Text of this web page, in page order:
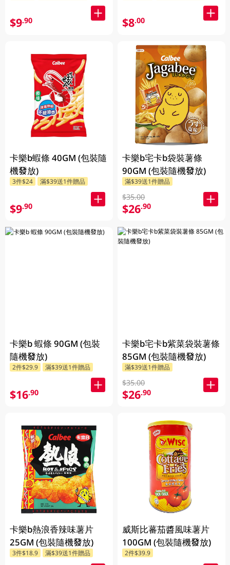
$9.90
卡樂b蝦條 40GM (包裝隨
機發放)
3件$24 滿$39送1件贈品
$9.90
卡樂b 蝦條 90GM (包裝
隨機發放)
2件$29.9 滿$39送1件贈品
$16.90
卡樂b熱浪香辣味薯片
25GM (包裝隨機發放)
3件$18.9 滿$39送1件贈品
$8.00
卡樂b宅卡b袋裝薯條
90GM (包裝隨機發放)
滿$39送1件贈品
$35.00
$26.90
卡樂b宅卡b紫菜袋裝薯條
85GM (包裝隨機發放)
滿$39送1件贈品
$35.00
$26.90
威斯比蕃茄醬風味薯片
100GM (包裝隨機發放)
2件$39.9